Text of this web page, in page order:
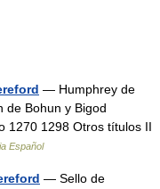
— Humphrey de
de Bohun y Bigod
1270 1298 Otros títulos II
Español
— Sello de